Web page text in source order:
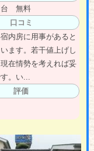
台 無料
口コミ
内房に用事があると
ます。若干値上げし
在情勢を考えれば妥
。い...
評価